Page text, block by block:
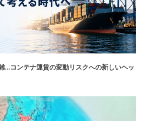
…コンテナ運賃の変動リスクへの新しいヘッ